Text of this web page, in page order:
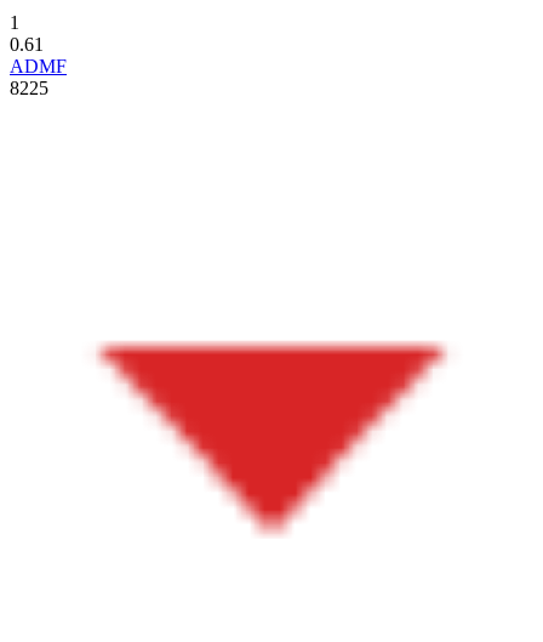
1
0.61
ADMF
8225